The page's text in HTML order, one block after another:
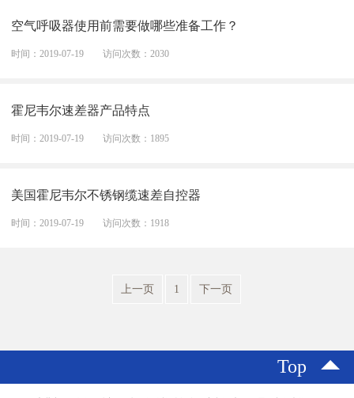
空气呼吸器使用前需要做哪些准备工作？
时间：2019-07-19 访问次数：2030
霍尼韦尔速差器产品特点
时间：2019-07-19 访问次数：1895
美国霍尼韦尔不锈钢缆速差自控器
时间：2019-07-19 访问次数：1918
上一页 1 下一页
Top